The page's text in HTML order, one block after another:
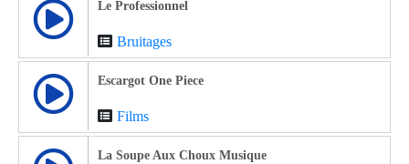
Le Professionnel
Bruitages
Escargot One Piece
Films
La Soupe Aux Choux Musique